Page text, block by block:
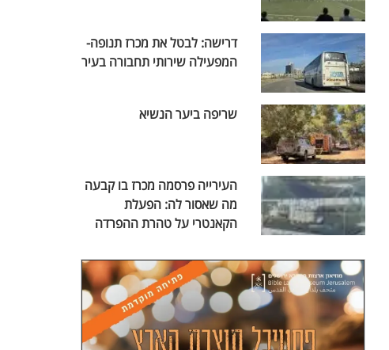
דרישה: לבטל את מכרז תנופה-
המפעילה שירותי תחבורה בעיר
שריפה ביער הנשיא
העירייה פרסמה מכרז בו קבעה
מה שאסור לה: הפעלת
הקאנטרי על טהרת ההפרדה